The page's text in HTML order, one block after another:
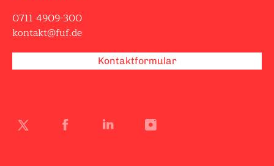
0711 4909-300
kontakt@fuf.de
Kontaktformular